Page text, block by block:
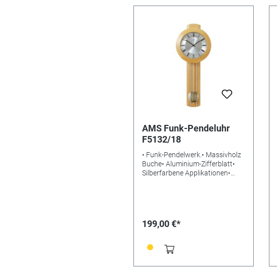
AMS Funk-Pendeluhr
F5132/18
• Funk-Pendelwerk.• Massivholz
Buche• Aluminium-Zifferblatt•
Silberfarbene Applikationen•
199,00 €*